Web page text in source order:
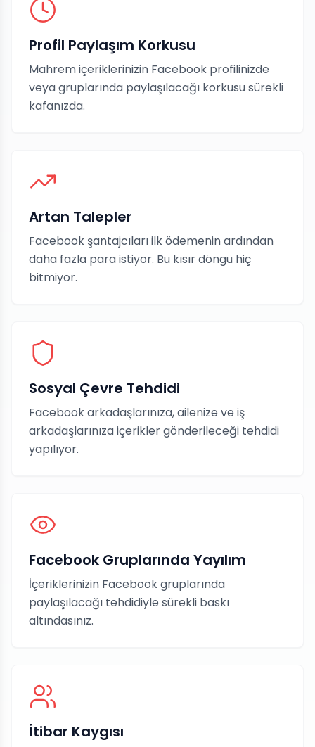
Profil Paylaşım Korkusu
Mahrem içeriklerinizin Facebook profilinizde
veya gruplarında paylaşılacağı korkusu sürekli
kafanızda.
Artan Talepler
Facebook şantajcıları ilk ödemenin ardından
daha fazla para istiyor. Bu kısır döngü hiç
bitmiyor.
Sosyal Çevre Tehdidi
Facebook arkadaşlarınıza, ailenize ve iş
arkadaşlarınıza içerikler gönderileceği tehdidi
yapılıyor.
Facebook Gruplarında Yayılım
İçeriklerinizin Facebook gruplarında
paylaşılacağı tehdidiyle sürekli baskı
altındasınız.
İtibar Kaygısı